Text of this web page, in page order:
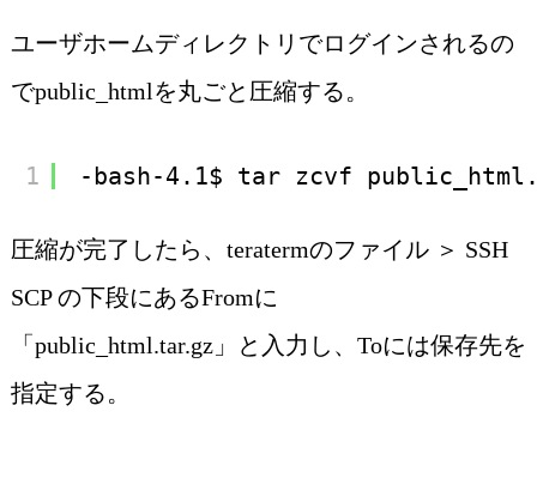
ユーザホームディレクトリでログインされるの
でpublic_htmlを丸ごと圧縮する。
1 -bash-4.1$ tar zcvf
圧縮が完了したら、teratermのファイル ＞ SSH
SCP の下段にあるFromに
「public_html.tar.gz」と入力し、Toには保存先を
指定する。